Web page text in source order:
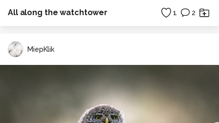
All along the watchtower 1 2
MiepKlik